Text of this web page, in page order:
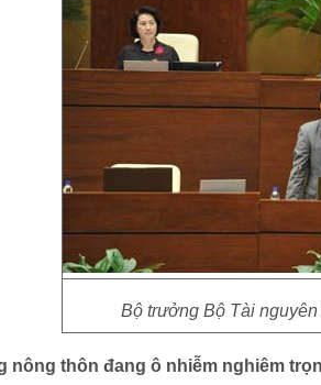
Bộ trưởng Bộ Tài
nông thôn đang ô nhiễm nghiêm